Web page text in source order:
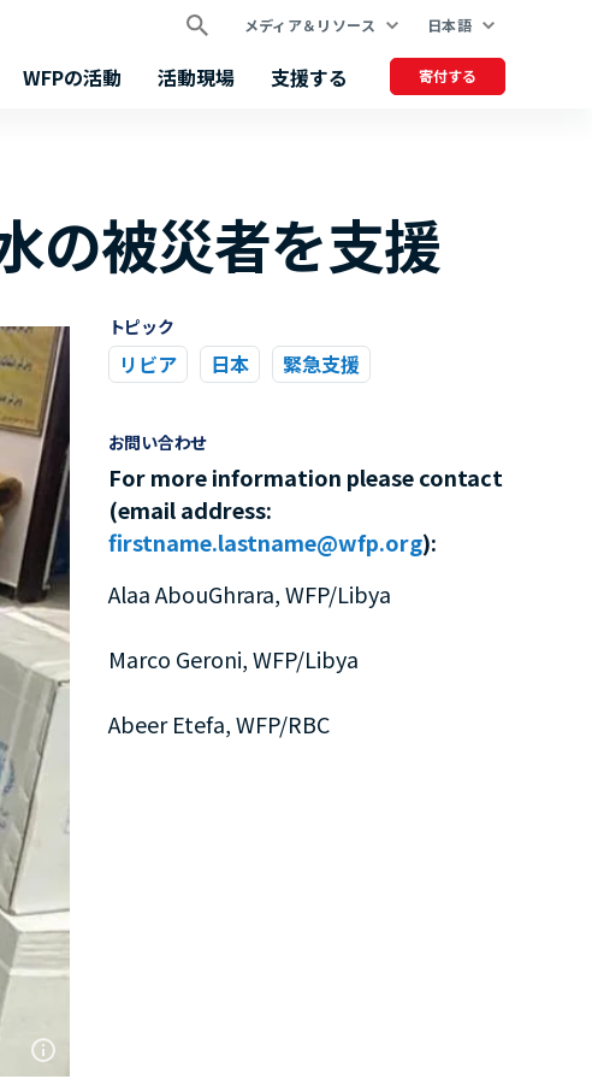
メディア＆リソース 日本語
WFPの活動 活動現場 支援する 寄付する
の被災者を支援
トピック
リビア 日本 緊急支援
お問い合わせ
For more information please contact
(email address:
firstname.lastname@wfp.org):
Alaa AbouGhrara, WFP/Libya
Marco Geroni, WFP/Libya
Abeer Etefa, WFP/RBC